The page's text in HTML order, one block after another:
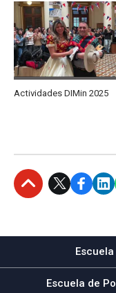
Actividades DIMin 2025
Escuela de